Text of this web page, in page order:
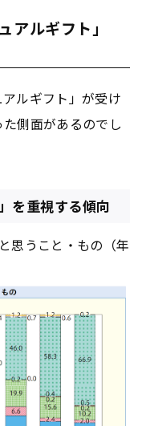
アルギフト」
ルギフト」が受け
側面があるのでし
を重視する傾向
思うこと・もの（年